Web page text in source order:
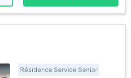
Résidence Service Senior